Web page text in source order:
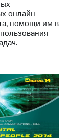
онлайн-
помощи им в